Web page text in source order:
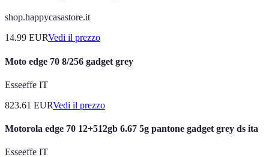
shop.happycasastore.it
14.99 EURVedi il prezzo
Moto edge 70 8/256 gadget grey
Esseeffe IT
823.61 EURVedi il prezzo
Motorola edge 70 12+512gb 6.67 5g pantone gadget grey ds ita
Esseeffe IT